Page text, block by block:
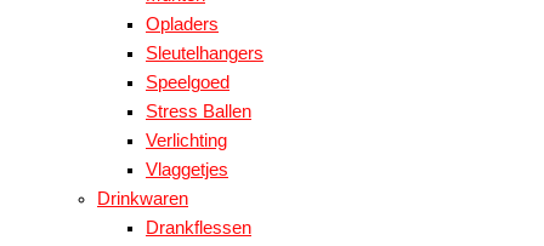
Opladers
Sleutelhangers
Speelgoed
Stress Ballen
Verlichting
Vlaggetjes
Drinkwaren
Drankflessen